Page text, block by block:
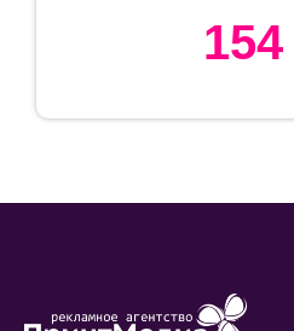
154